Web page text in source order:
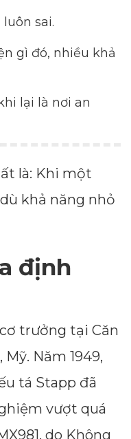
sai.
gì đó, nhiều khả
lại là nơi an
là: Khi một
khả năng nhỏ
định
trưởng tại Căn
Năm 1949,
tá Stapp đã
vượt quá
do Không